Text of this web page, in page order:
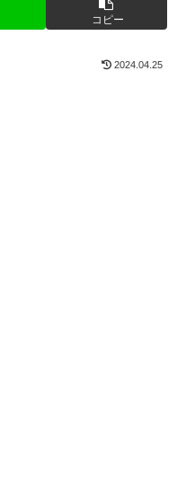
コピー
2024.04.25